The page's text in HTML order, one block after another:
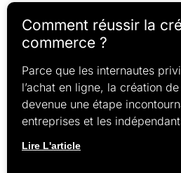
Comment réussir la
commerce ?
Parce que les internautes
l’achat en ligne, la création
devenue une étape
entreprises et les
Lire L'article